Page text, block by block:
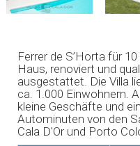
Ferrer de S’Horta für
Haus, renoviert und
ausgestattet. Die Villa
ca. 1.000 Einwohnern.
kleine Geschäfte und
Autominuten von den
Cala D'Or und Porto